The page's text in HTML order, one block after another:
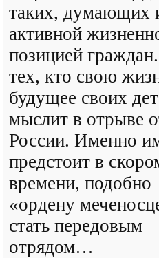
таких, думающих
активной
позицией
тех, кто свою
будущее своих
мыслит в отрыве
России. Именно
предстоит в
времени, подобно
«ордену
стать передовым
отрядом…